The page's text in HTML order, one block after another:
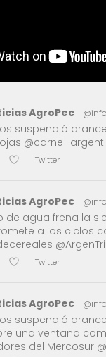
AgroPec
suspendió
Twitter
AgroPec
de agua frena la
a los ciclos
Twitter
AgroPec
suspendió
una ventana
del Mercosur